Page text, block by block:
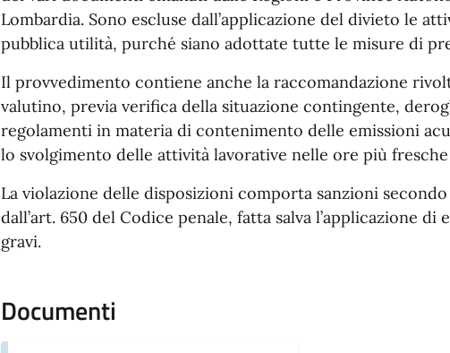
Lombardia. Sono escluse dall’applicazione del divieto le
pubblica utilità, purché siano adottate tutte le misure di
Il provvedimento contiene anche la raccomandazione
valutino, previa verifica della situazione contingente,
regolamenti in materia di contenimento delle emissioni
lo svolgimento delle attività lavorative nelle ore più
La violazione delle disposizioni comporta sanzioni
dall’art. 650 del Codice penale, fatta salva l’applicazione di
gravi.
Documenti